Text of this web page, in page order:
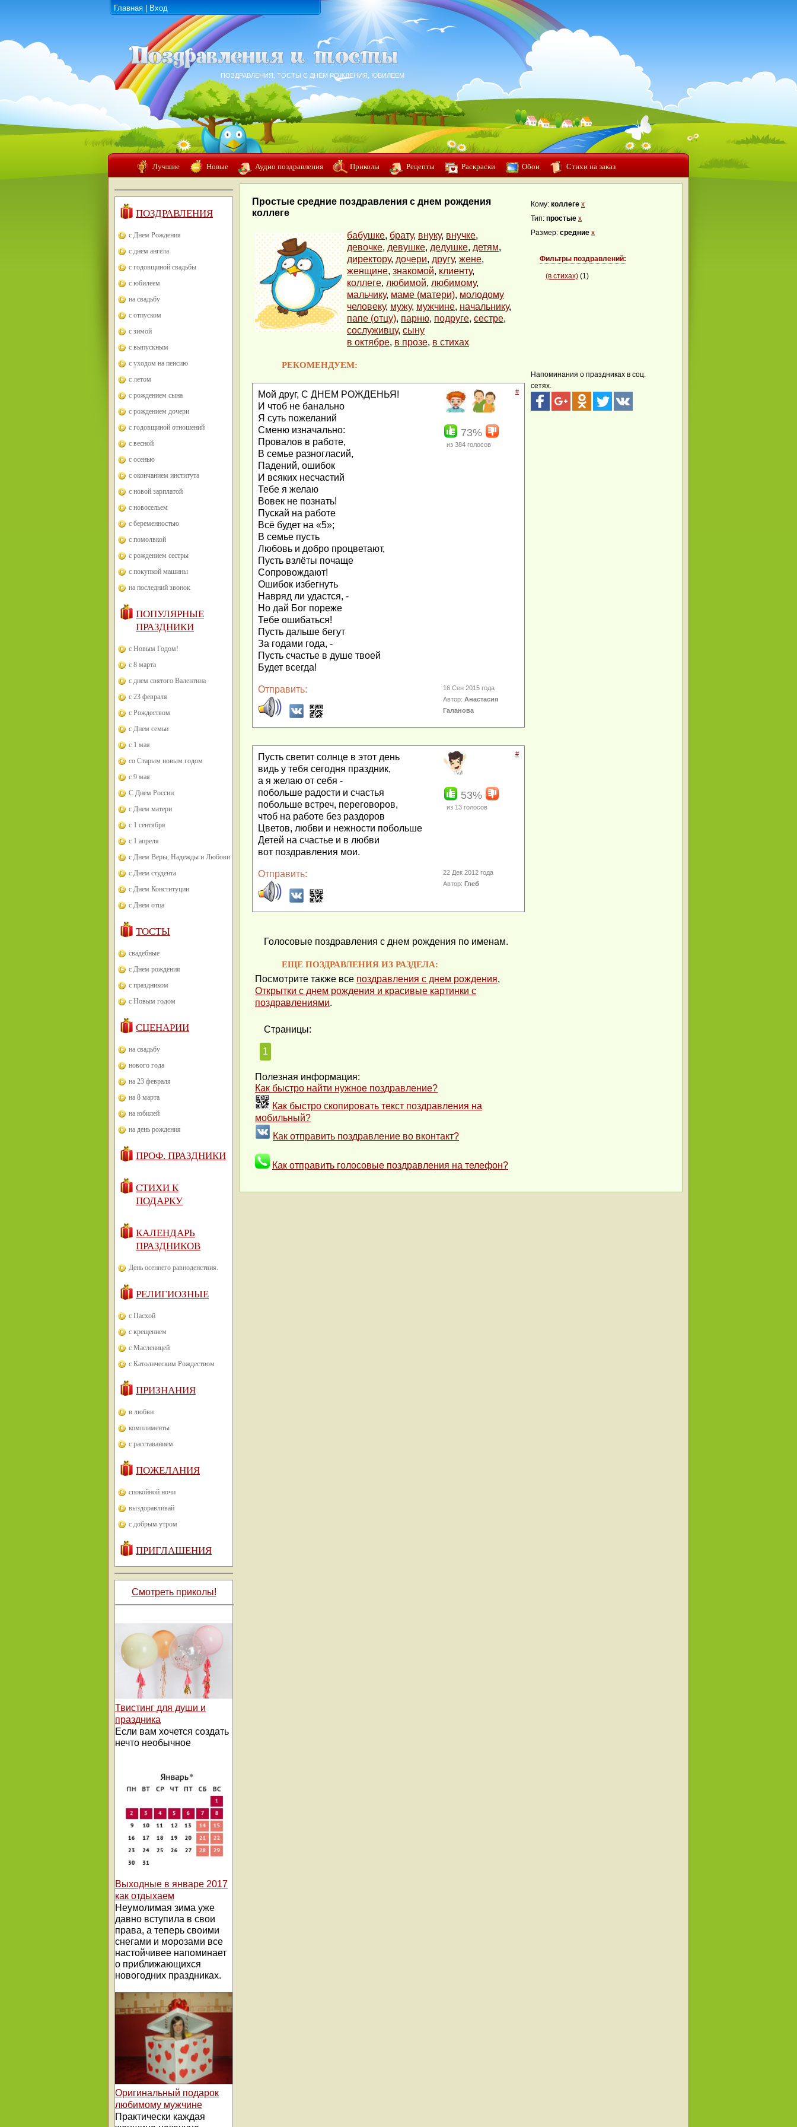
Главная Вход
ПОЗДРАВЛЕНИЯ, ТОСТЫ С ДНЁМ РОЖДЕНИЯ, ЮБИЛЕЕМ
Лучшие Новые Аудио поздравления Приколы Рецепты Раскраски Обои Стихи на заказ
ПОЗДРАВЛЕНИЯ
с Днем Рождения
с днем ангела
с годовщиной свадьбы
с юбилеем
на свадьбу
с отпуском
с зимой
с выпускным
с уходом на пенсию
с летом
с рождением сына
с рождением дочери
с годовщиной отношений
с весной
с осенью
с окончанием института
с новой зарплатой
с новосельем
с беременностью
с помолвкой
с рождением сестры
с покупкой машины
на последний звонок
ПОПУЛЯРНЫЕ
ПРАЗДНИКИ
с Новым Годом!
с 8 марта
с днем святого Валентина
с 23 февраля
с Рождеством
с Днем семьи
с 1 мая
со Старым новым годом
с 9 мая
С Днем России
с Днем матери
с 1 сентября
с 1 апреля
с Днем Веры, Надежды и Любови
с Днем студента
с Днем Конституции
с Днем отца
ТОСТЫ
свадебные
с Днем рождения
с праздником
с Новым годом
СЦЕНАРИИ
на свадьбу
нового года
на 23 февраля
на 8 марта
на юбилей
на день рождения
ПРОФ. ПРАЗДНИКИ
СТИХИ К
ПОДАРКУ
КАЛЕНДАРЬ
ПРАЗДНИКОВ
День осеннего равноденствия.
РЕЛИГИОЗНЫЕ
с Пасхой
с крещением
с Масленицей
с Католическим Рождеством
ПРИЗНАНИЯ
в любви
комплименты
с расставанием
ПОЖЕЛАНИЯ
спокойной ночи
выздоравливай
с добрым утром
ПРИГЛАШЕНИЯ
Смотреть приколы!
Твистинг для души и
праздника
Если вам хочется создать
нечто необычное
Выходные в январе 2017
как отдыхаем
Неумолимая зима уже
давно вступила в свои
права, а теперь своими
снегами и морозами все
настойчивее напоминает
о приближающихся
новогодних праздниках.
Оригинальный подарок
любимому мужчине
Практически каждая
Простые средние поздравления с днем рождения
коллеге
бабушке, брату, внуку, внучке,
девочке, девушке, дедушке, детям,
директору, дочери, другу, жене,
женщине, знакомой, клиенту,
коллеге, любимой, любимому,
мальчику, маме (матери), молодому
человеку, мужу, мужчине, начальнику,
папе (отцу), парню, подруге, сестре,
сослуживцу, сыну
в октябре, в прозе, в стихах
РЕКОМЕНДУЕМ:
Мой друг, С ДНЕМ РОЖДЕНЬЯ!
И чтоб не банально
Я суть пожеланий
Сменю изначально:
Провалов в работе,
В семье разногласий,
Падений, ошибок
И всяких несчастий
Тебе я желаю
Вовек не познать!
Пускай на работе
Всё будет на «5»;
В семье пусть
Любовь и добро процветают,
Пусть взлёты почаще
Сопровождают!
Ошибок избегнуть
Навряд ли удастся, -
Но дай Бог пореже
Тебе ошибаться!
Пусть дальше бегут
За годами года, -
Пусть счастье в душе твоей
Будет всегда!
#
73%
из 384 голосов
Отправить:
16 Сен 2015 года
Автор:Анастасия
Галанова
Пусть светит солнце в этот день
видь у тебя сегодня праздник,
а я желаю от себя -
побольше радости и счастья
побольше встреч, переговоров,
чтоб на работе без раздоров
Цветов, любви и нежности побольше
Детей на счастье и в любви
вот поздравления мои.
#
53%
из 13 голосов
Отправить:
22 Дек 2012 года
Автор:Глеб
Голосовые поздравления с днем рождения по именам.
ЕЩЕ ПОЗДРАВЛЕНИЯ ИЗ РАЗДЕЛА:
Посмотрите также все поздравления с днем рождения,
Открытки с днем рождения и красивые картинки с
поздравлениями.
Страницы:
1
Полезная информация:
Как быстро найти нужное поздравление?
Как быстро скопировать текст поздравления на
мобильный?
Как отправить поздравление во вконтакт?
Как отправить голосовые поздравления на телефон?
Кому: коллеге x
Тип: простые x
Размер: средние x
Фильтры поздравлений:
(в стихах) (1)
Напоминания о праздниках в соц.
сетях.